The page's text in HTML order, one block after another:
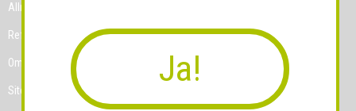
Allmänna villkor
Referenskunder
Om Grossist.se
Sitemap
Ja!